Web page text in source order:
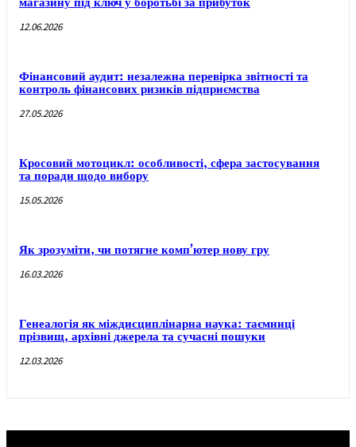
12.06.2026
Фінансовий аудит: незалежна перевірка звітності та
контроль фінансових ризиків підприємства
27.05.2026
Кросовий мотоцикл: особливості, сфера застосування
та поради щодо вибору
15.05.2026
Як зрозуміти, чи потягне комп’ютер нову гру
16.03.2026
Генеалогія як міждисциплінарна наука: таємниці
прізвищ, архівні джерела та сучасні пошуки
12.03.2026